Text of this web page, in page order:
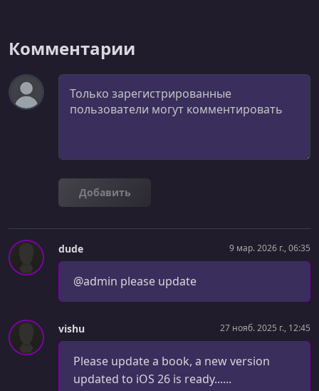
Комментарии
Комментарий
Добавить
dude 9 мар. 2026 г., 06:35
@admin please update
vishu 27 нояб. 2025 г., 12:45
Please update a book, a new version
updated to iOS 26 is ready......